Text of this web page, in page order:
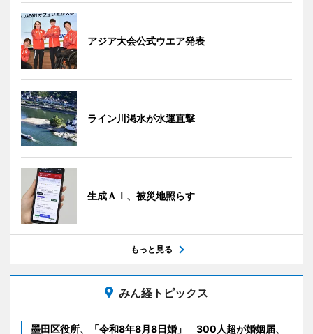
アジア大会公式ウエア発表
ライン川渇水が水運直撃
生成ＡＩ、被災地照らす
もっと見る
みん経トピックス
墨田区役所、「令和8年8月8日婚」 300人超が婚姻届、